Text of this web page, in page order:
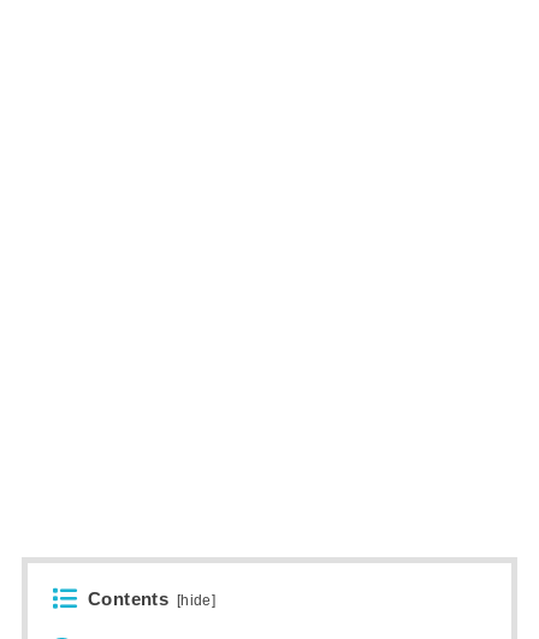
Contents [hide]